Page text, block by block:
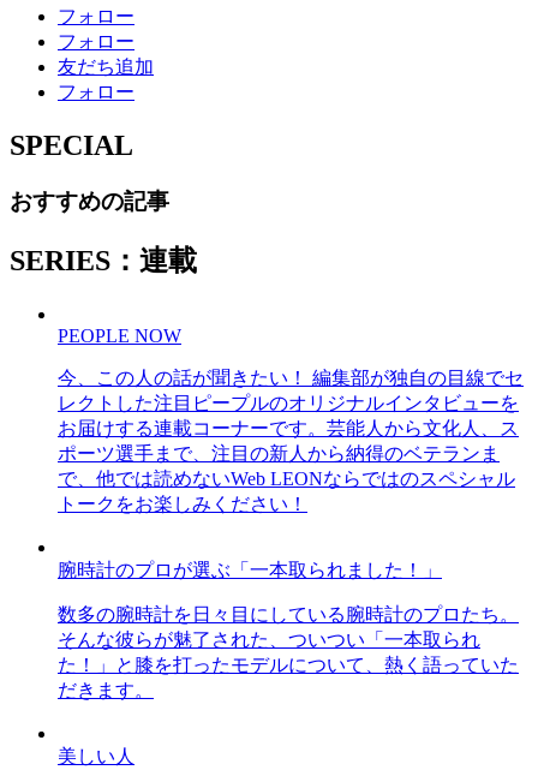
フォロー
フォロー
友だち追加
フォロー
SPECIAL
おすすめの記事
SERIES：連載
PEOPLE NOW
今、この人の話が聞きたい！ 編集部が独自の目線でセ
レクトした注目ピープルのオリジナルインタビューを
お届けする連載コーナーです。芸能人から文化人、ス
ポーツ選手まで、注目の新人から納得のベテランま
で、他では読めないWeb LEONならではのスペシャル
トークをお楽しみください！
腕時計のプロが選ぶ「一本取られました！」
数多の腕時計を日々目にしている腕時計のプロたち。
そんな彼らが魅了された、ついつい「一本取られ
た！」と膝を打ったモデルについて、熱く語っていた
だきます。
美しい人